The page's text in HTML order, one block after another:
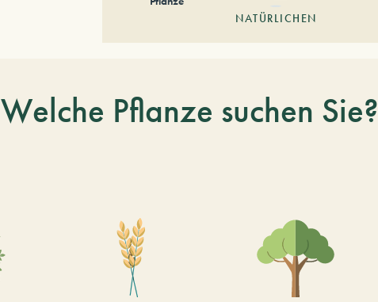
NATÜRLICHEN
Welche Pflanze suchen Sie?